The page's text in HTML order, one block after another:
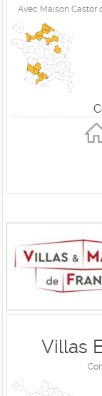
Avec Maison Castor
Villas